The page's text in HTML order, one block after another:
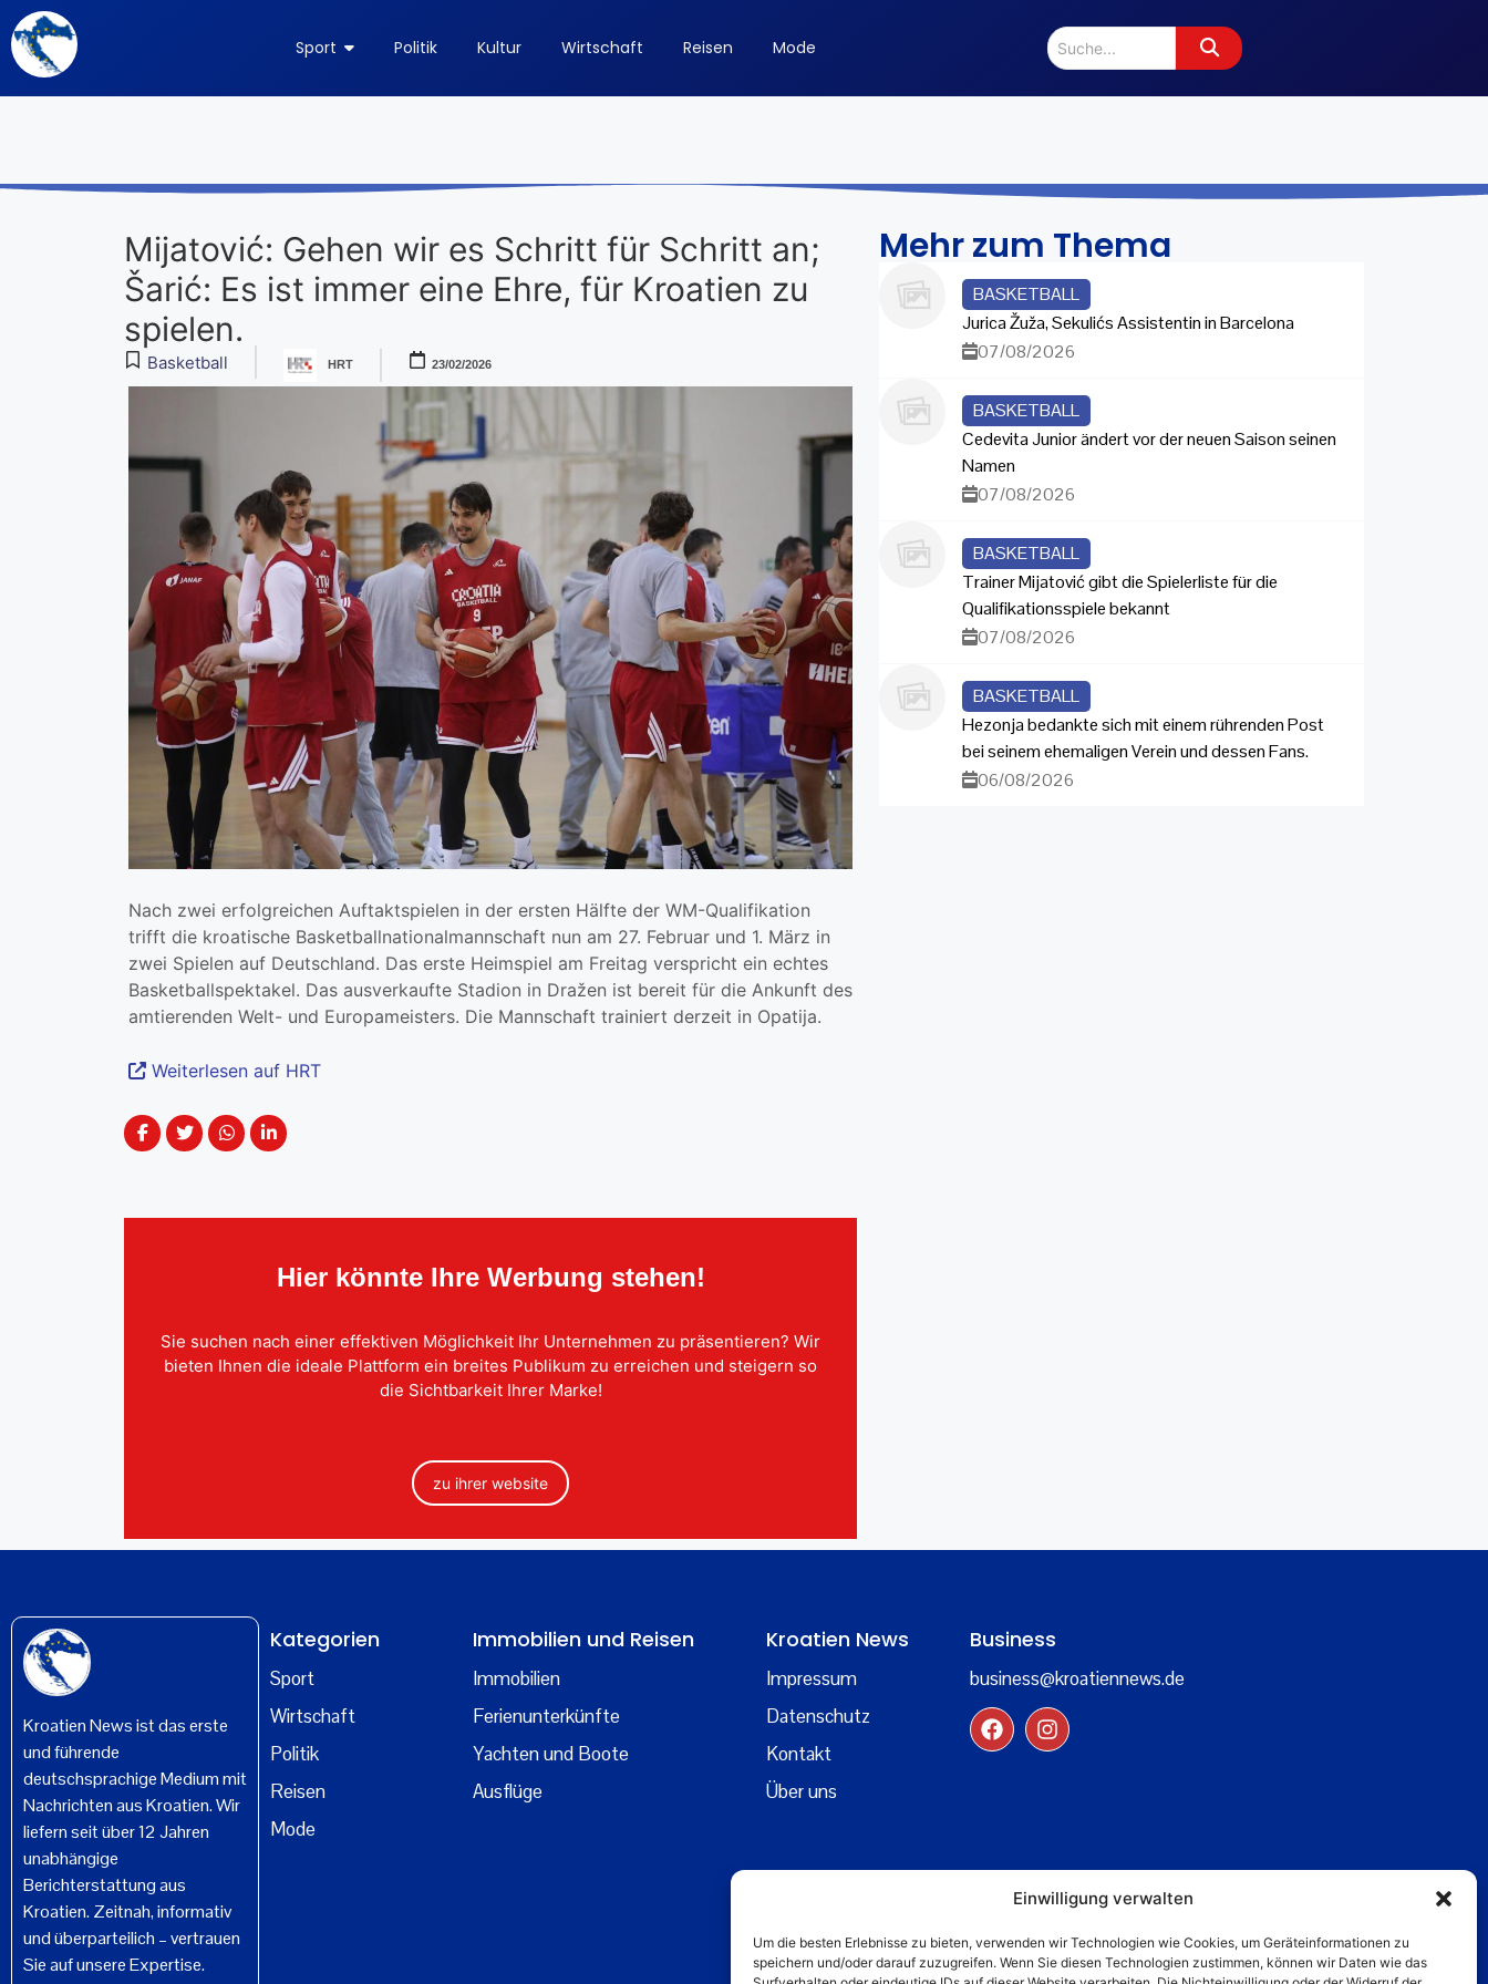
Einwilligung verwalten
Um die besten Erlebnisse zu bieten, verwenden wir Technologien wie Cookies, um Geräteinformationen zu
speichern und/oder darauf zuzugreifen. Wenn Sie diesen Technologien zustimmen, können wir Daten wie das
Sport Politik Kultur Wirtschaft Reisen Mode
Mijatović: Gehen wir es Schritt für Schritt an;
Šarić: Es ist immer eine Ehre, für Kroatien zu
spielen.
Basketball HRT 23/02/2026
Nach zwei erfolgreichen Auftaktspielen in der ersten Hälfte der WM-Qualifikation
trifft die kroatische Basketballnationalmannschaft nun am 27. Februar und 1. März in
zwei Spielen auf Deutschland. Das erste Heimspiel am Freitag verspricht ein echtes
Basketballspektakel. Das ausverkaufte Stadion in Dražen ist bereit für die Ankunft des
amtierenden Welt- und Europameisters. Die Mannschaft trainiert derzeit in Opatija.
Weiterlesen auf HRT
Hier könnte Ihre Werbung stehen!
Sie suchen nach einer effektiven Möglichkeit Ihr Unternehmen zu präsentieren? Wir
bieten Ihnen die ideale Plattform ein breites Publikum zu erreichen und steigern so
die Sichtbarkeit Ihrer Marke!
zu ihrer website
Mehr zum Thema
BASKETBALL
Jurica Žuža, Sekulićs Assistentin in Barcelona
07/08/2026
BASKETBALL
Cedevita Junior ändert vor der neuen Saison seinen
Namen
07/08/2026
BASKETBALL
Trainer Mijatović gibt die Spielerliste für die
Qualifikationsspiele bekannt
07/08/2026
BASKETBALL
Hezonja bedankte sich mit einem rührenden Post
bei seinem ehemaligen Verein und dessen Fans.
06/08/2026
Kroatien News ist das erste
und führende
deutschsprachige Medium mit
Nachrichten aus Kroatien. Wir
liefern seit über 12 Jahren
unabhängige
Berichterstattung aus
Kroatien. Zeitnah, informativ
und überparteilich – vertrauen
Sie auf unsere Expertise.
Kategorien
Sport
Wirtschaft
Politik
Reisen
Mode
Immobilien und Reisen
Immobilien
Ferienunterkünfte
Yachten und Boote
Ausflüge
Kroatien News
Impressum
Datenschutz
Kontakt
Über uns
Business
business@kroatiennews.de